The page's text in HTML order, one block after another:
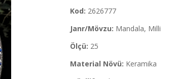
Kod: 2626777
Janr/Mövzu: Mandala, Milli
Ölçü: 25
Material Növü: Keramika